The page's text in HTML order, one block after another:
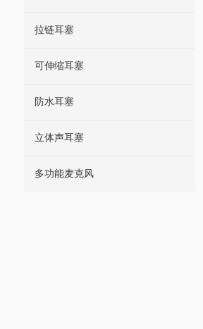
拉链耳塞
可伸缩耳塞
防水耳塞
立体声耳塞
多功能麦克风